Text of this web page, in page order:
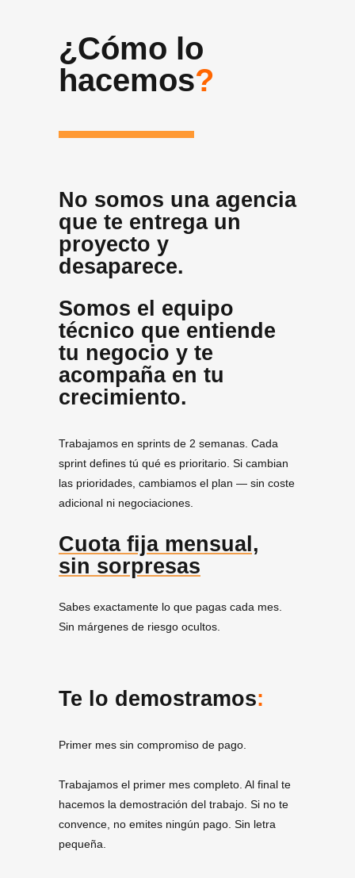
¿Cómo lo
hacemos?
No somos una agencia
que te entrega un
proyecto y
desaparece.
Somos el equipo
técnico que entiende
tu negocio y te
acompaña en tu
crecimiento.
Trabajamos en sprints de 2 semanas. Cada
sprint defines tú qué es prioritario. Si cambian
las prioridades, cambiamos el plan — sin coste
adicional ni negociaciones.
Cuota fija mensual,
sin sorpresas
Sabes exactamente lo que pagas cada mes.
Sin márgenes de riesgo ocultos.
Te lo demostramos:
Primer mes sin compromiso de pago.
Trabajamos el primer mes completo. Al final te
hacemos la demostración del trabajo. Si no te
convence, no emites ningún pago. Sin letra
pequeña.